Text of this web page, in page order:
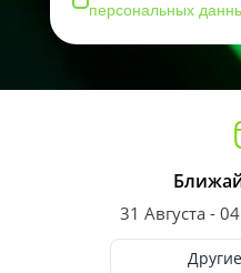
персональных
31 Августа -